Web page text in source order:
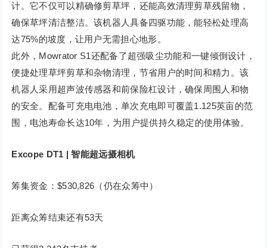
计。它不仅可以精确修剪草坪，还能高效清理剪草残留物，
确保草坪清洁整洁。该机器人具备四驱功能，能轻松处理高
达75%的坡度，让用户无需担心地形。
此外，Mowrator S1还配备了超强吸尘功能和一键倾倒设计，
便捷处理草坪剪草和杂物清理，节省用户的时间和精力。该
机器人采用超声波传感器和前保险杠设计，确保周围人和物
的安全。配备可充电电池，单次充电即可覆盖1.125英亩的范
围，电池寿命长达10年，为用户提供持久稳定的使用体验。
Excope DT1 | 智能超远摄相机
筹集资金：$530,826（仍在众筹中）
距离众筹结束还有53天